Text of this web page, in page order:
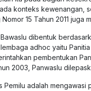
konteks kewenangan,
15 Tahun 2011 juga
dibentuk
adhoc yaitu
pembentukan
2003, Panwaslu
Pemilu adalah